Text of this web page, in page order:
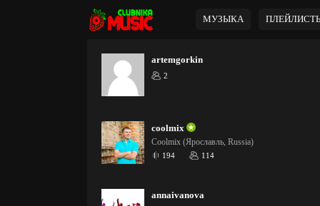
МУЗЫКА
artemgorkin
2
coolmix
Coolmix (Ярославль, Russia)
194 114
annaivanova